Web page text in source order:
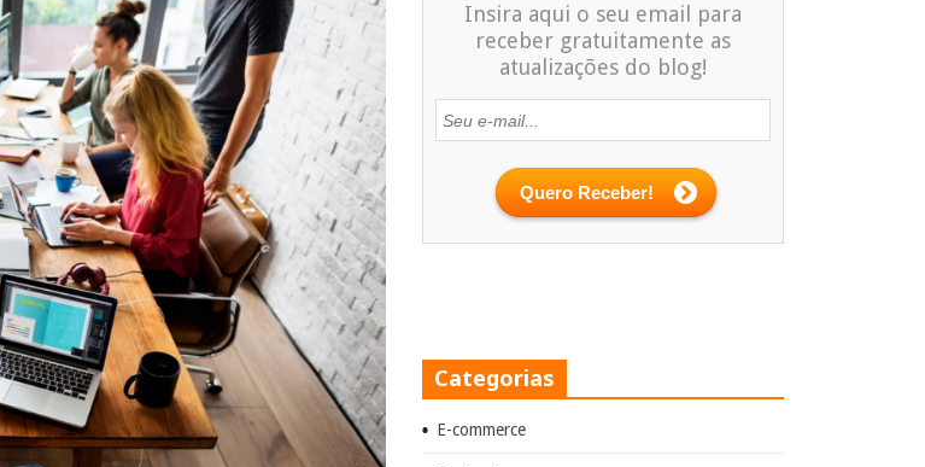
Insira aqui o seu email para
receber gratuitamente as
atualizações do blog!
Categorias
E-commerce